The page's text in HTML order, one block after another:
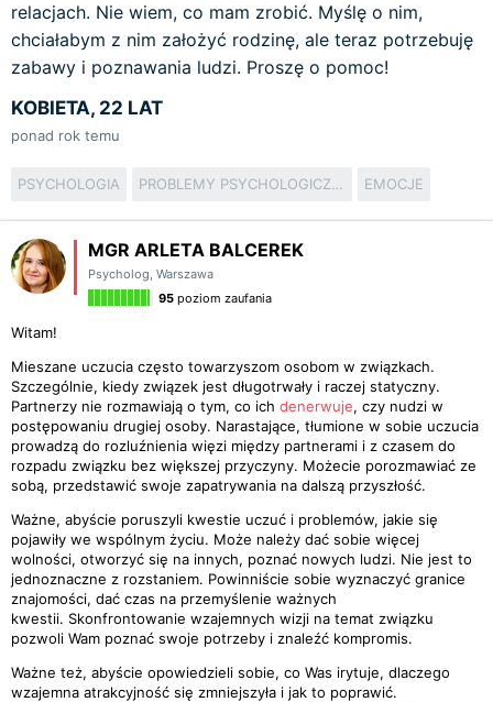
relacjach. Nie wiem, co mam zrobić. Myślę o nim,
chciałabym z nim założyć rodzinę, ale teraz potrzebuję
zabawy i poznawania ludzi. Proszę o pomoc!
KOBIETA, 22 LAT
ponad rok temu
PSYCHOLOGIA PROBLEMY PSYCHOLOGICZNE EMOCJE
MGR ARLETA BALCEREK
Psycholog, Warszawa
95 poziom zaufania
Witam!
Mieszane uczucia często towarzyszom osobom w związkach.
Szczególnie, kiedy związek jest długotrwały i raczej statyczny.
Partnerzy nie rozmawiają o tym, co ich denerwuje, czy nudzi w
postępowaniu drugiej osoby. Narastające, tłumione w sobie uczucia
prowadzą do rozluźnienia więzi między partnerami i z czasem do
rozpadu związku bez większej przyczyny. Możecie porozmawiać ze
sobą, przedstawić swoje zapatrywania na dalszą przyszłość.
Ważne, abyście poruszyli kwestie uczuć i problemów, jakie się
pojawiły we wspólnym życiu. Może należy dać sobie więcej
wolności, otworzyć się na innych, poznać nowych ludzi. Nie jest to
jednoznaczne z rozstaniem. Powinniście sobie wyznaczyć granice
znajomości, dać czas na przemyślenie ważnych
kwestii. Skonfrontowanie wzajemnych wizji na temat związku
pozwoli Wam poznać swoje potrzeby i znaleźć kompromis.
Ważne też, abyście opowiedzieli sobie, co Was irytuje, dlaczego
wzajemna atrakcyjność się zmniejszyła i jak to poprawić.